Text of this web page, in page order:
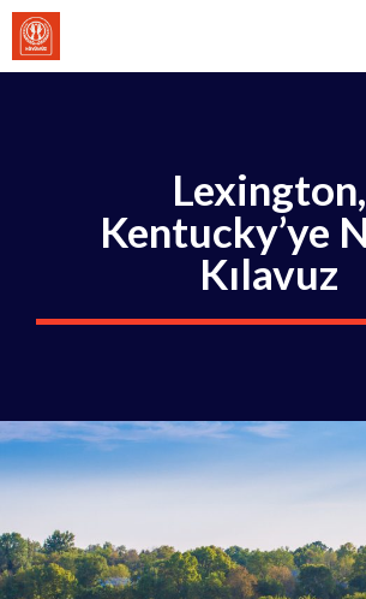
İçeriğe
atla
Lexington,
Kentucky’ye
Kılavuz